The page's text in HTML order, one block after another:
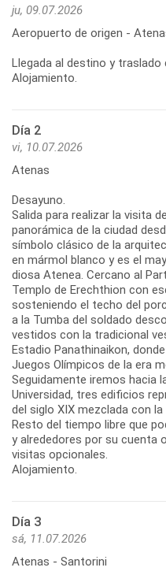
ju, 09.07.2026
Aeropuerto de origen -
Llegada al destino y traslado
Alojamiento.
Día 2
vi, 10.07.2026
Atenas
Desayuno.
Salida para realizar la visita
panorámica de la ciudad
símbolo clásico de la
en mármol blanco y es el
diosa Atenea. Cercano al
Templo de Erechthion con
sosteniendo el techo del
a la Tumba del soldado
vestidos con la tradicional
Estadio Panathinaikon,
Juegos Olímpicos de la era
Seguidamente iremos hacia
Universidad, tres edificios
del siglo XIX mezclada con la
Resto del tiempo libre que
y alrededores por su cuenta
visitas opcionales.
Alojamiento.
Día 3
sá, 11.07.2026
Atenas - Santorini